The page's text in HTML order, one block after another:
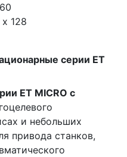
128
серии ET
ET MICRO с
и небольших
привода станков,